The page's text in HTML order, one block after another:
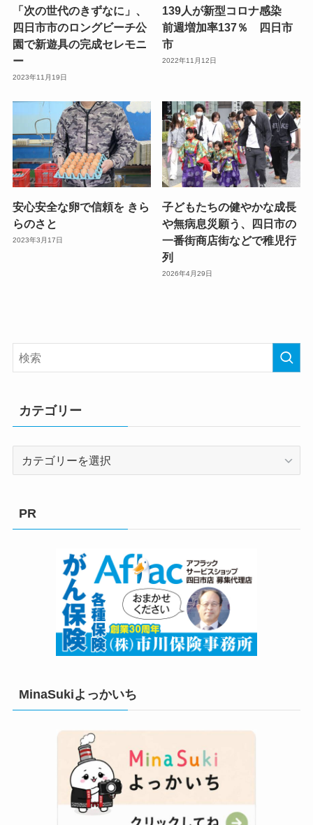
「次の世代のきずなに」、
四日市市のロングビーチ公
園で新遊具の完成セレモニ
ー
2023年11月19日
139人が新型コロナ感染
前週増加率137％ 四日市
市
2022年11月12日
安心安全な卵で信頼を きら
らのさと
2023年3月17日
子どもたちの健やかな成長
や無病息災願う、四日市の
一番街商店街などで稚児行
列
2026年4月29日
カテゴリー
PR
MinaSukiよっかいち